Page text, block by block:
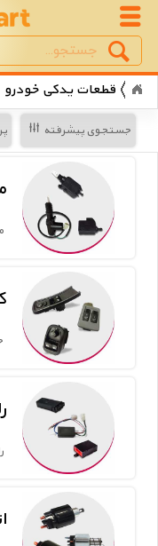
قطعات یدکی خودرو
جستجوی پیشرفته
Search
جستجو